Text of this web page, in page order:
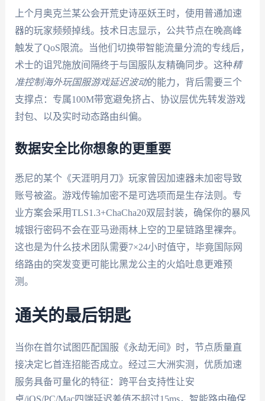
上个月奥克兰某公会开荒史诗巫妖王时，使用普通加速
器的玩家频频掉线。技术日志显示，公共节点在晚高峰
触发了QoS限流。当他们切换带智能流量分流的专线后，
术士的诅咒施放间隔终于与国服队友精确同步。这种精
准控制海外玩国服游戏延迟波动的能力，背后需要三个
支撑点：专属100M带宽避免挤占、协议层优先转发游戏
封包、以及实时动态路由纠偏。
数据安全比你想象的更重要
悉尼的某个《天涯明月刀》玩家曾因加速器未加密导致
账号被盗。游戏传输加密不是可选项而是生存法则。专
业方案会采用TLS1.3+ChaCha20双层封装，确保你的暴风
城银行密码不会在亚马逊雨林上空的卫星链路里裸奔。
这也是为什么技术团队需要7×24小时值守，毕竟国际网
络路由的突发变更可能比黑龙公主的火焰吐息更难预
测。
通关的最后钥匙
当你在首尔试图匹配国服《永劫无间》时，节点质量直
接决定匕首连招能否成立。经过三大洲实测，优质加速
服务具备可量化的特征：跨平台支持性让安
卓/iOS/PC/Mac四端延迟差值不超过15ms，智能路由确保